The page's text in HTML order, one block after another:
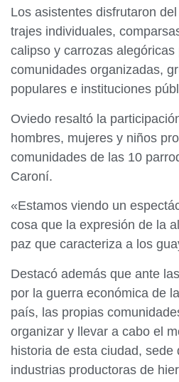
Los asistentes disfrutaron
trajes individuales,
calipso y carrozas
comunidades organizadas,
populares e instituciones
Oviedo resaltó la
hombres, mujeres y niños
comunidades de las 10
Caroní.
«Estamos viendo un
cosa que la expresión de la
paz que caracteriza a los
Destacó además que ante
por la guerra económica de
país, las propias
organizar y llevar a cabo el
historia de esta ciudad, sede
industrias productoras de